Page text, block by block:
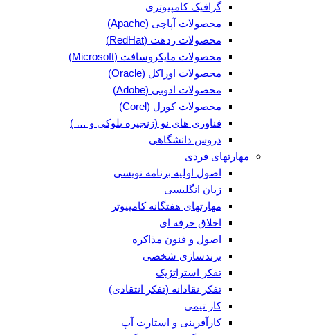
گرافیک کامپیوتری
محصولات آپاچی (Apache)
محصولات ردهت (RedHat)
محصولات مایکروسافت (Microsoft)
محصولات اوراکل (Oracle)
محصولات ادوبی (Adobe)
محصولات کورل (Corel)
فناوری های نو (زنجیره بلوکی و … )
دروس دانشگاهی
مهارتهای فردی
اصول اولیه برنامه نویسی
زبان انگلیسی
مهارتهای هفتگانه کامپیوتر
اخلاق حرفه ای
اصول و فنون مذاکره
برندسازی شخصی
تفکر استراتژیک
تفکر نقادانه (تفکر انتقادی)
کار تیمی
کارآفرینی و استارت آپ